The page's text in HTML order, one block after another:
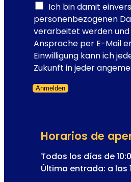
:
e
l
e
s
c
i
d
e
e
c
c
i
ó
n
o
Ich bin damit
personenbezogenen
verarbeitet werden
Ansprache per E-Mail
Einwilligung kann ich
Zukunft in jeder
Anmelden
Horarios de
Todos los días de
Última entrada: a las